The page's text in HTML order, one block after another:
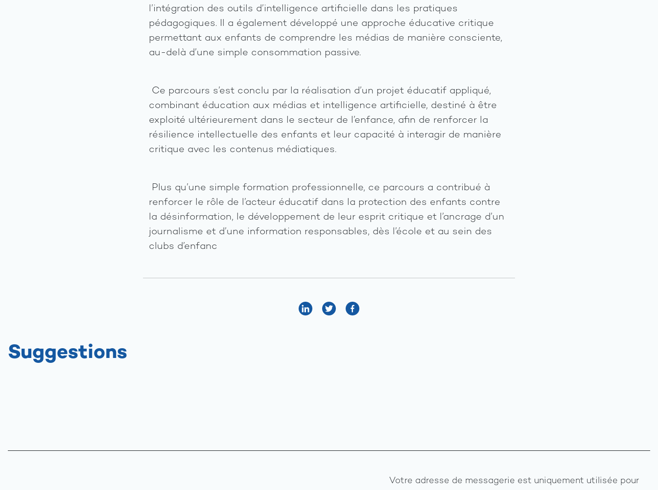
l’intégration des outils d’intelligence artificielle dans les pratiques
pédagogiques. Il a également développé une approche éducative critique
permettant aux enfants de comprendre les médias de manière consciente,
au-delà d’une simple consommation passive.
Ce parcours s’est conclu par la réalisation d’un projet éducatif appliqué,
combinant éducation aux médias et intelligence artificielle, destiné à être
exploité ultérieurement dans le secteur de l’enfance, afin de renforcer la
résilience intellectuelle des enfants et leur capacité à interagir de manière
critique avec les contenus médiatiques.
Plus qu’une simple formation professionnelle, ce parcours a contribué à
renforcer le rôle de l’acteur éducatif dans la protection des enfants contre
la désinformation, le développement de leur esprit critique et l’ancrage d’un
journalisme et d’une information responsables, dès l’école et au sein des
clubs d’enfanc
Suggestions
Votre adresse de messagerie est uniquement utilisée pour